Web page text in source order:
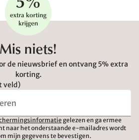
Mis niets!
de nieuwsbrief en ontvang 5% extra
korting.
veld)
gelezen en ga ermee
naar het onderstaande e-mailadres wordt
mijn gegevens te bevestigen.